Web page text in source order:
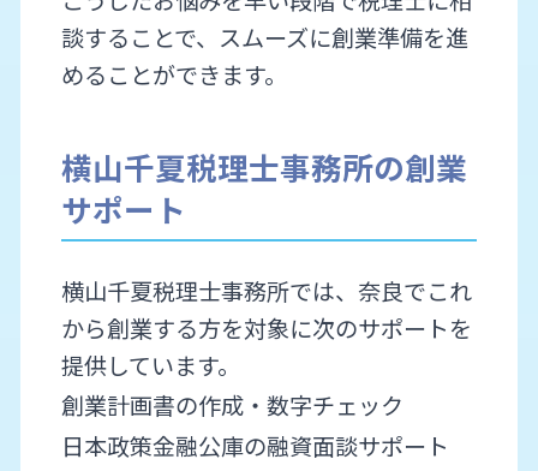
談することで、スムーズに創業準備を進
めることができます。
横山千夏税理士事務所の創業
サポート
横山千夏税理士事務所では、奈良でこれ
から創業する方を対象に次のサポートを
提供しています。
創業計画書の作成・数字チェック
日本政策金融公庫の融資面談サポート